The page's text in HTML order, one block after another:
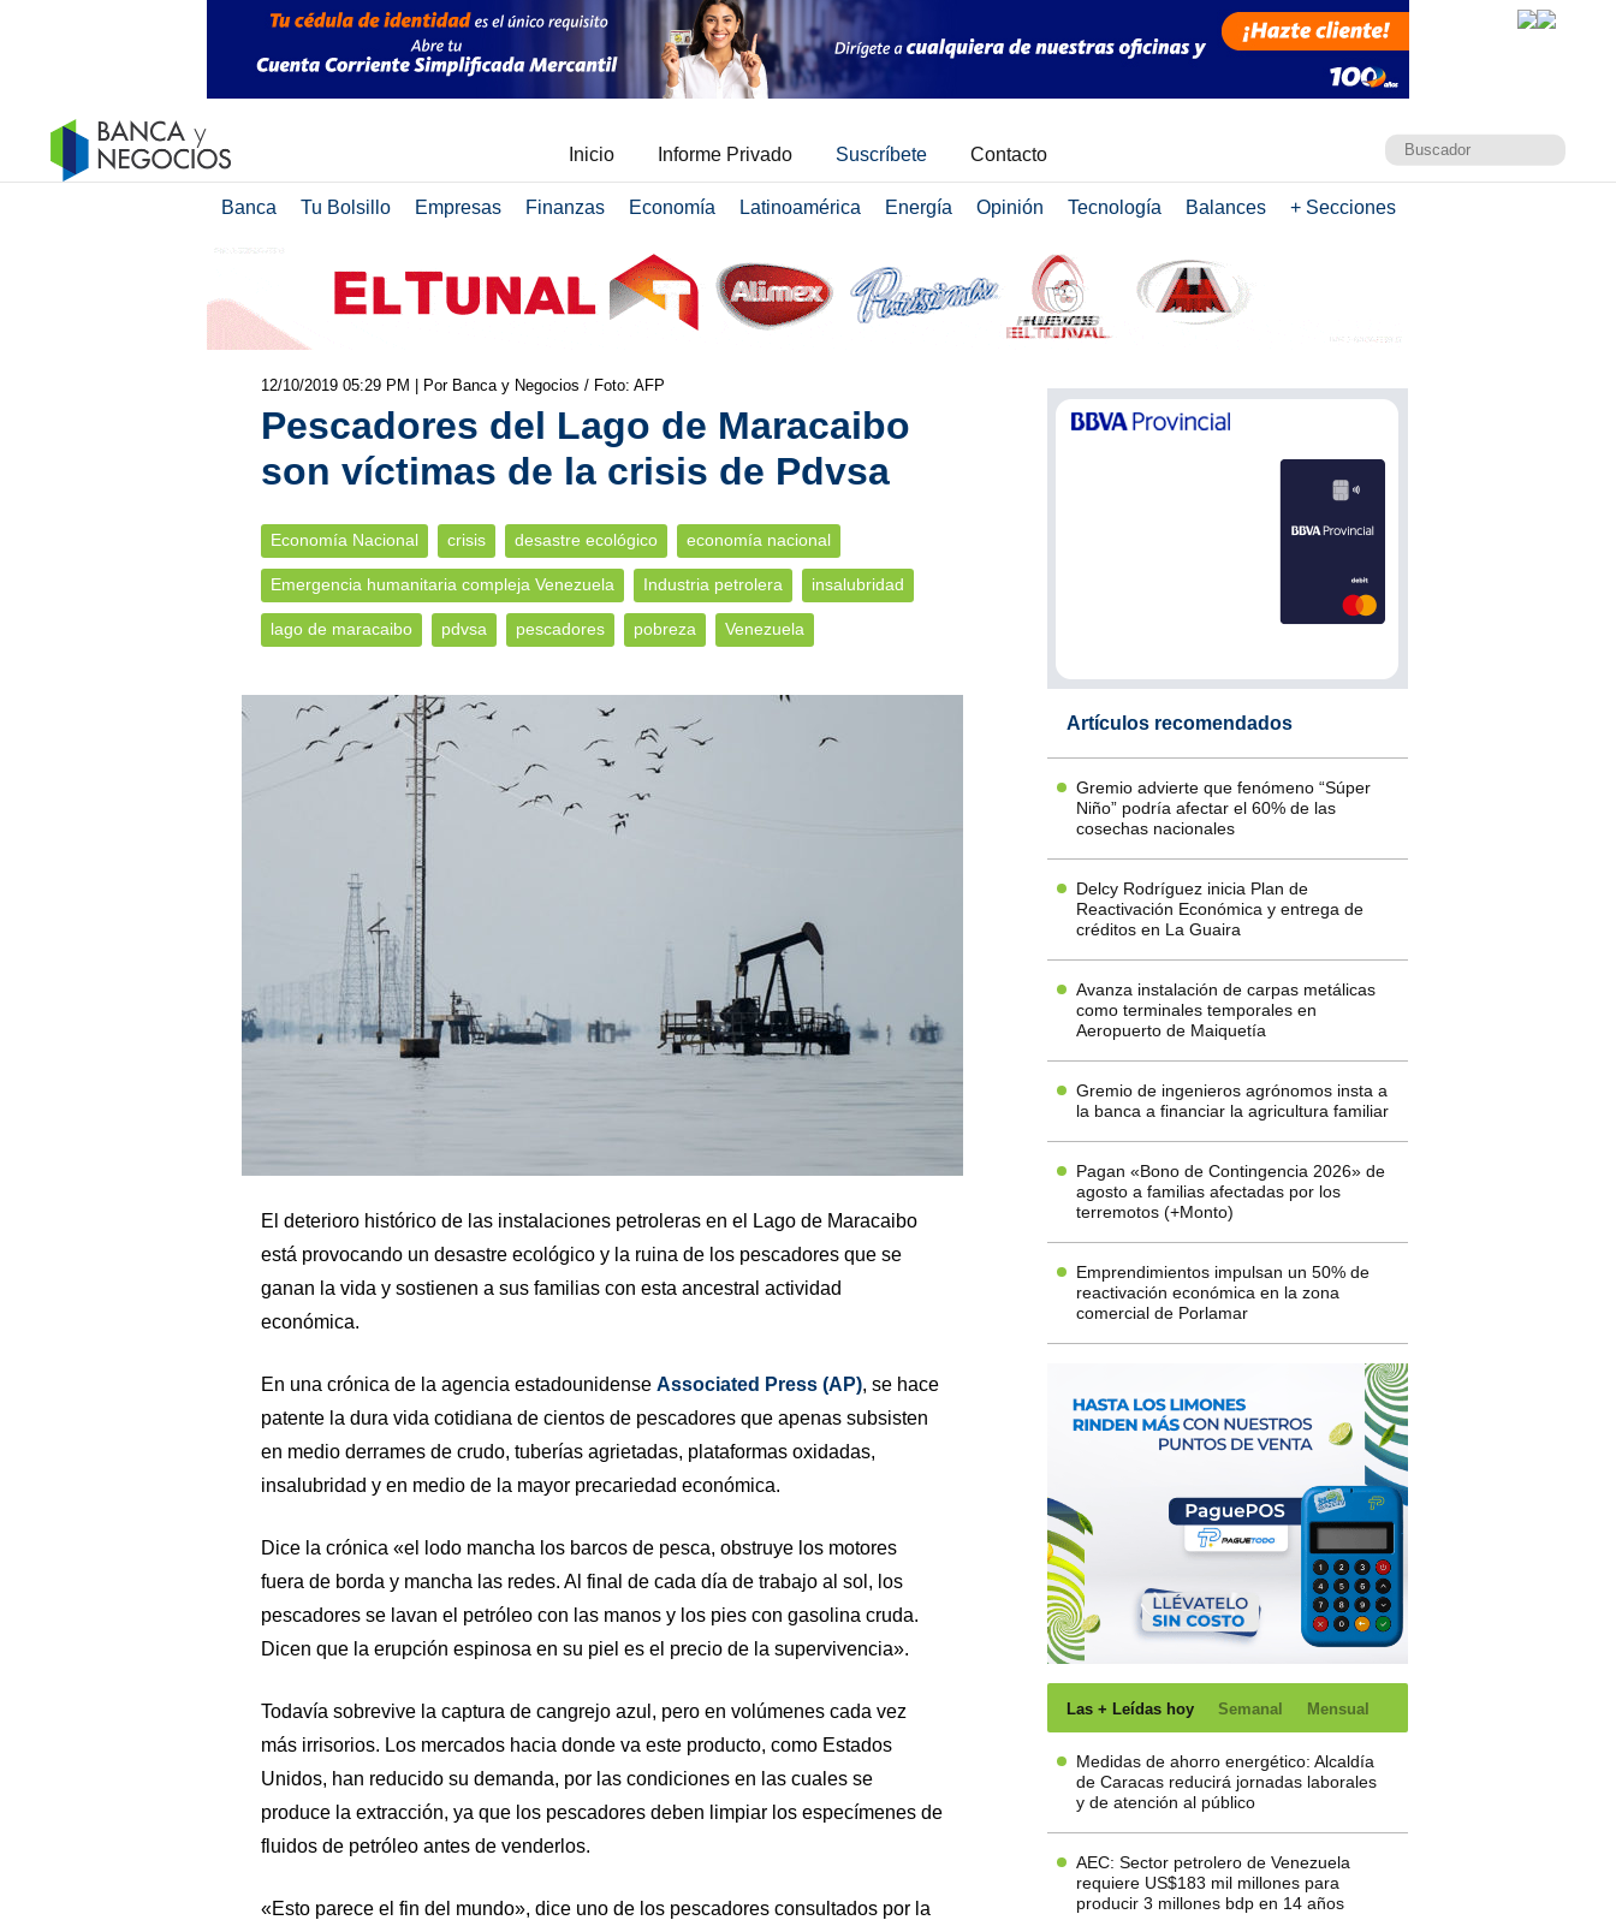
Inicio Informe Privado Suscríbete Contacto
Banca Tu Bolsillo Empresas Finanzas Economía Latinoamérica Energía Opinión Tecnología Balances + Secciones
12/10/2019 05:29 PM | Por Banca y Negocios / Foto: AFP
Pescadores del Lago de Maracaibo
son víctimas de la crisis de Pdvsa
Economía Nacional crisis desastre ecológico economía nacional
Emergencia humanitaria compleja Venezuela Industria petrolera insalubridad
lago de maracaibo pdvsa pescadores pobreza Venezuela
El deterioro histórico de las instalaciones petroleras en el Lago de Maracaibo
está provocando un desastre ecológico y la ruina de los pescadores que se
ganan la vida y sostienen a sus familias con esta ancestral actividad
económica.
En una crónica de la agencia estadounidense Associated Press (AP), se hace
patente la dura vida cotidiana de cientos de pescadores que apenas subsisten
en medio derrames de crudo, tuberías agrietadas, plataformas oxidadas,
insalubridad y en medio de la mayor precariedad económica.
Dice la crónica «el lodo mancha los barcos de pesca, obstruye los motores
fuera de borda y mancha las redes. Al final de cada día de trabajo al sol, los
pescadores se lavan el petróleo con las manos y los pies con gasolina cruda.
Dicen que la erupción espinosa en su piel es el precio de la supervivencia».
Todavía sobrevive la captura de cangrejo azul, pero en volúmenes cada vez
más irrisorios. Los mercados hacia donde va este producto, como Estados
Unidos, han reducido su demanda, por las condiciones en las cuales se
produce la extracción, ya que los pescadores deben limpiar los especímenes de
fluidos de petróleo antes de venderlos.
«Esto parece el fin del mundo», dice uno de los pescadores consultados por la
Artículos recomendados
Gremio advierte que fenómeno “Súper
Niño” podría afectar el 60% de las
cosechas nacionales
Delcy Rodríguez inicia Plan de
Reactivación Económica y entrega de
créditos en La Guaira
Avanza instalación de carpas metálicas
como terminales temporales en
Aeropuerto de Maiquetía
Gremio de ingenieros agrónomos insta a
la banca a financiar la agricultura familiar
Pagan «Bono de Contingencia 2026» de
agosto a familias afectadas por los
terremotos (+Monto)
Emprendimientos impulsan un 50% de
reactivación económica en la zona
comercial de Porlamar
Las + Leídas hoy Semanal Mensual
Medidas de ahorro energético: Alcaldía
de Caracas reducirá jornadas laborales
y de atención al público
AEC: Sector petrolero de Venezuela
requiere US$183 mil millones para
producir 3 millones bdp en 14 años